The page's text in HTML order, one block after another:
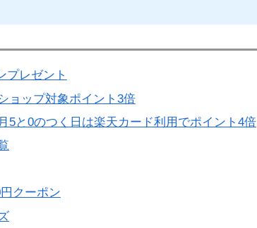
プレゼント
ョップ対象ポイント3倍
5と0のつく日は楽天カード利用でポイント4倍
クーポン